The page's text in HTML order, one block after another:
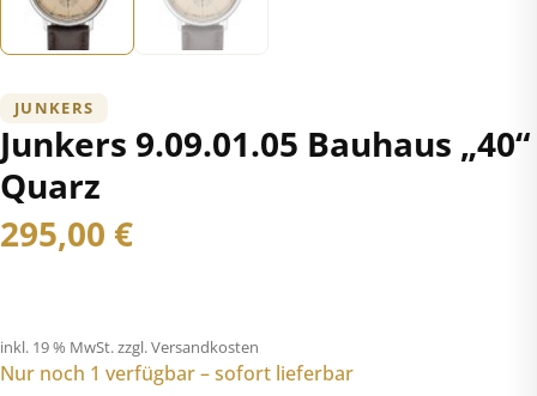
JUNKERS
Junkers 9.09.01.05 Bauhaus „40“
Quarz
295,00 €
inkl. 19 % MwSt.zzgl. Versandkosten
Nur noch 1 verfügbar – sofort lieferbar